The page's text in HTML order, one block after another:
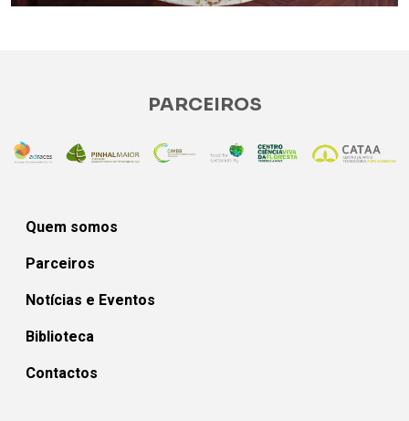
PARCEIROS
Quem somos
Parceiros
Notícias e Eventos
Biblioteca
Contactos